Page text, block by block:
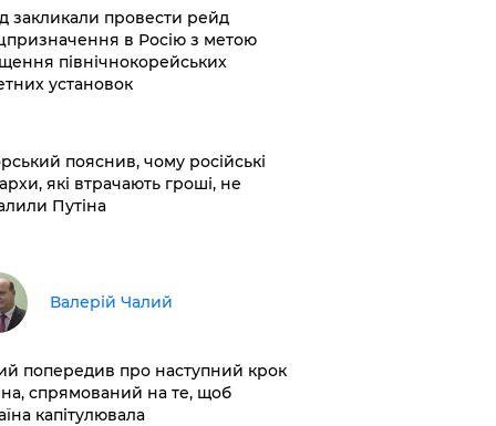
закликали провести рейд
в Росію з метою
північнокорейських
установок
пояснив, чому російські
які втрачають гроші, не
Путіна
Валерій Чалий
попередив про наступний крок
спрямований на те, щоб
капітулювала